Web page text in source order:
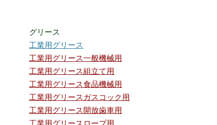
グリース
工業用グリース
工業用グリース一般機械用
工業用グリース組立て用
工業用グリース食品機械用
工業用グリースガスコック用
工業用グリース開放歯車用